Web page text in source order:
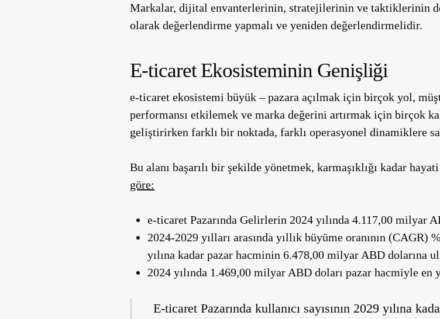
Markalar, dijital envanterlerinin, stratejilerinin ve taktiklerinin
olarak değerlendirme yapmalı ve yeniden değerlendirmelidir.
E-ticaret Ekosisteminin Genişliği
e-ticaret ekosistemi büyük – pazara açılmak için birçok yol,
performansı etkilemek ve marka değerini artırmak için birçok
geliştirirken farklı bir noktada, farklı operasyonel dinamiklere
Bu alanı başarılı bir şekilde yönetmek, karmaşıklığı kadar
göre:
e-ticaret Pazarında Gelirlerin 2024 yılında 4.117,00 milyar
2024-2029 yılları arasında yıllık büyüme oranının (CAGR)
yılına kadar pazar hacminin 6.478,00 milyar ABD dolarına
2024 yılında 1.469,00 milyar ABD doları pazar hacmiyle
E-ticaret Pazarında kullanıcı sayısının 2029 yılına